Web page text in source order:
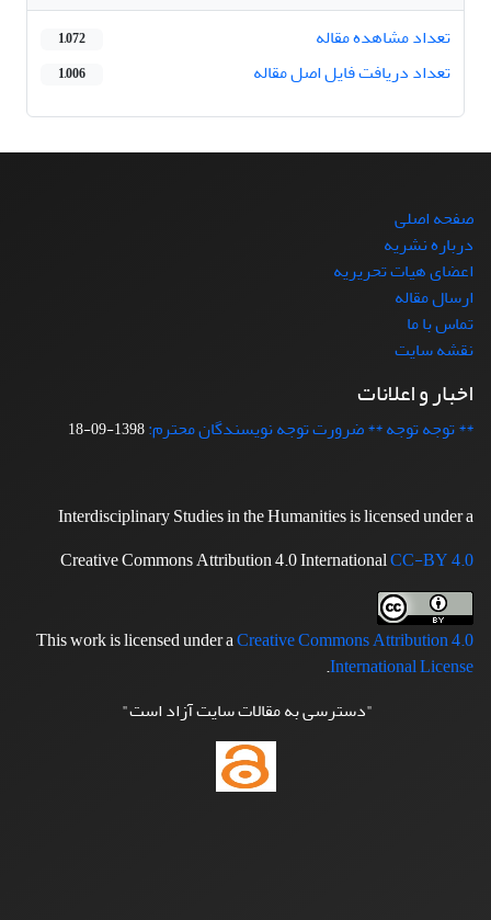
تعداد مشاهده مقاله
1,072
تعداد دریافت فایل اصل مقاله 1,006
صفحه اصلی
درباره نشریه
اعضای هیات تحریریه
ارسال مقاله
تماس با ما
نقشه سایت
اخبار و اعلانات
** توجه توجه ** ضرورت توجه نویسندگان محترم:1398-09-18
Interdisciplinary Studies in the Humanities is licensed under a
Creative Commons Attribution 4.0 InternationalCC-BY 4.0
This work is licensed under aCreative Commons Attribution 4.0
International License
.
"دسترسی به مقالات سایت آزاد است"